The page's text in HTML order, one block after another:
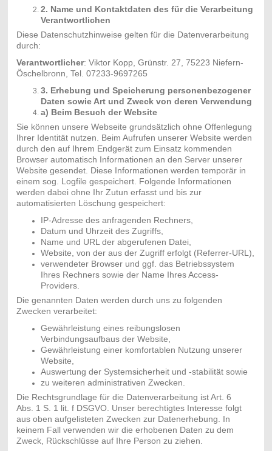
2. Name und Kontaktdaten des für die Verarbeitung
Verantwortlichen
Diese Datenschutzhinweise gelten für die Datenverarbeitung
durch:
Verantwortlicher: Viktor Kopp, Grünstr. 27, 75223 Niefern-
Öschelbronn, Tel. 07233-9697265
3. Erhebung und Speicherung personenbezogener
Daten sowie Art und Zweck von deren Verwendung
a) Beim Besuch der Website
Sie können unsere Webseite grundsätzlich ohne Offenlegung
Ihrer Identität nutzen. Beim Aufrufen unserer Website werden
durch den auf Ihrem Endgerät zum Einsatz kommenden
Browser automatisch Informationen an den Server unserer
Website gesendet. Diese Informationen werden temporär in
einem sog. Logfile gespeichert. Folgende Informationen
werden dabei ohne Ihr Zutun erfasst und bis zur
automatisierten Löschung gespeichert:
IP-Adresse des anfragenden Rechners,
Datum und Uhrzeit des Zugriffs,
Name und URL der abgerufenen Datei,
Website, von der aus der Zugriff erfolgt (Referrer-URL),
verwendeter Browser und ggf. das Betriebssystem
Ihres Rechners sowie der Name Ihres Access-
Providers.
Die genannten Daten werden durch uns zu folgenden
Zwecken verarbeitet:
Gewährleistung eines reibungslosen
Verbindungsaufbaus der Website,
Gewährleistung einer komfortablen Nutzung unserer
Website,
Auswertung der Systemsicherheit und -stabilität sowie
zu weiteren administrativen Zwecken.
Die Rechtsgrundlage für die Datenverarbeitung ist Art. 6
Abs. 1 S. 1 lit. f DSGVO. Unser berechtigtes Interesse folgt
aus oben aufgelisteten Zwecken zur Datenerhebung. In
keinem Fall verwenden wir die erhobenen Daten zu dem
Zweck, Rückschlüsse auf Ihre Person zu ziehen.